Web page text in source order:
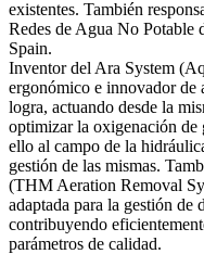
existentes. También
Redes de Agua No Potable
Spain.
Inventor del Ara System
ergonómico e innovador de
logra, actuando desde la
optimizar la oxigenación de
ello al campo de la
gestión de las mismas.
(THM Aeration Removal
adaptada para la gestión de
contribuyendo
parámetros de calidad.